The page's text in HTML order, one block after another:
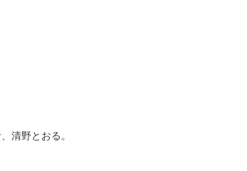
清野とおる。